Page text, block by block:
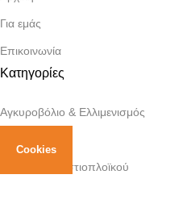
Για εμάς
Επικοινωνία
Κατηγορίες
Αγκυροβόλιο & Ελλιμενισμός
Εξοπλισμός Ιστιοπλοϊκού
Cookies